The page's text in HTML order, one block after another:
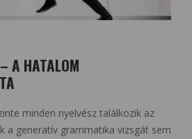
A HATALOM
minden nyelvész találkozik az
a generatív grammatika vizsgát sem